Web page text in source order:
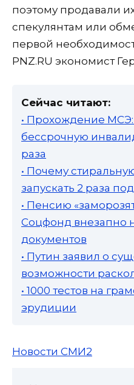
поэтому продавали
спекулянтам или
первой
PNZ.RU экономист
Сейчас читают:
• Прохождение
бессрочную
раза
• Почему
запускать 2 раза
• Пенсию
Соцфонд внезапно
документов
• Путин заявил о
возможности
• 1000 тестов на
эрудиции
Новости СМИ2